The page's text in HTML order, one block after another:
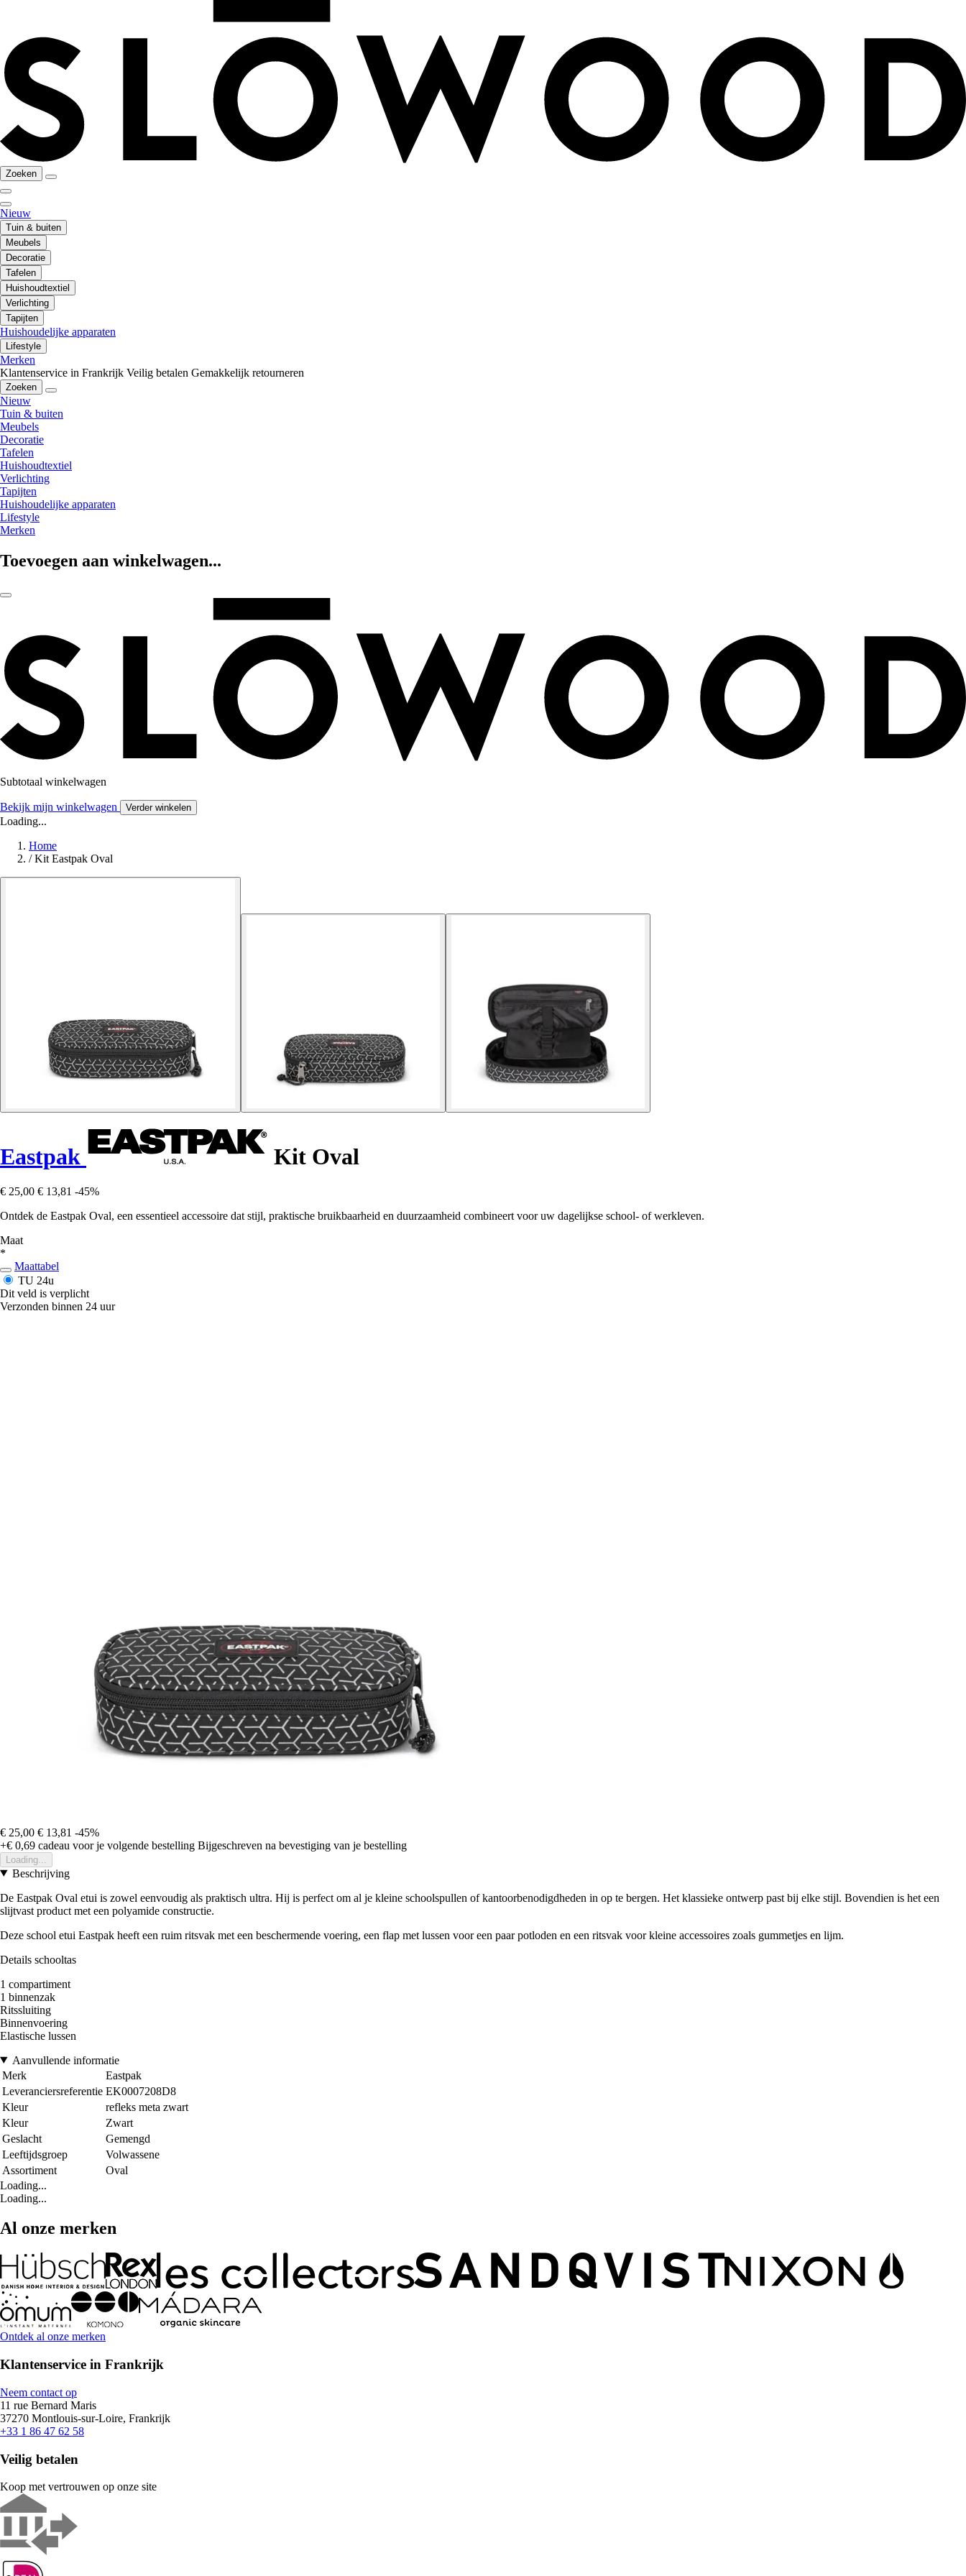
Zoeken
Nieuw
Tuin & buiten
Meubels
Decoratie
Tafelen
Huishoudtextiel
Verlichting
Tapijten
Huishoudelijke apparaten
Lifestyle
Merken
Klantenservice in Frankrijk Veilig betalen Gemakkelijk retourneren
Zoeken
Nieuw
Tuin & buiten
Meubels
Decoratie
Tafelen
Huishoudtextiel
Verlichting
Tapijten
Huishoudelijke apparaten
Lifestyle
Merken
Toevoegen aan winkelwagen...
Subtotaal winkelwagen
Bekijk mijn winkelwagen Verder winkelen
Loading...
Home
/ Kit Eastpak Oval
Eastpak Kit Oval
€ 25,00 € 13,81 -45%
Ontdek de Eastpak Oval, een essentieel accessoire dat stijl, praktische bruikbaarheid en duurzaamheid combineert voor uw dagelijkse school- of werkleven.
Maat
*
Maattabel
TU 24u
Dit veld is verplicht
Verzonden binnen 24 uur
€ 25,00 € 13,81 -45%
+€ 0,69 cadeau voor je volgende bestelling Bijgeschreven na bevestiging van je bestelling
Loading...
Beschrijving
De Eastpak Oval etui is zowel eenvoudig als praktisch ultra. Hij is perfect om al je kleine schoolspullen of kantoorbenodigdheden in op te bergen. Het klassieke ontwerp past bij elke stijl. Bovendien is het een
slijtvast product met een polyamide constructie.
Deze school etui Eastpak heeft een ruim ritsvak met een beschermende voering, een flap met lussen voor een paar potloden en een ritsvak voor kleine accessoires zoals gummetjes en lijm.
Details schooltas
1 compartiment
1 binnenzak
Ritssluiting
Binnenvoering
Elastische lussen
Aanvullende informatie
Merk
Eastpak
Leveranciersreferentie EK0007208D8
Kleur
refleks meta zwart
Kleur
Zwart
Geslacht
Gemengd
Leeftijdsgroep
Volwassene
Assortiment
Oval
Loading...
Loading...
Al onze merken
Ontdek al onze merken
Klantenservice in Frankrijk
Neem contact op
11 rue Bernard Maris
37270 Montlouis-sur-Loire, Frankrijk
+33 1 86 47 62 58
Veilig betalen
Koop met vertrouwen op onze site